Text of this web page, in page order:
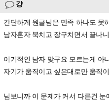
걍
간단하게 원글님은 만족 하나도 못
남자혼자 북치고 장구치면서 끝나
이기적인 남자 맞구요 모르는게 아
자기가 움직이고 싶은대로만 움직
님보니까 이 문제가 커서 다른건